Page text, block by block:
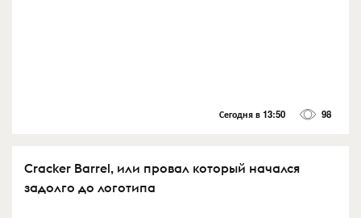
Сегодня в 13:50 98
Cracker Barrel, или провал который начался
задолго до логотипа